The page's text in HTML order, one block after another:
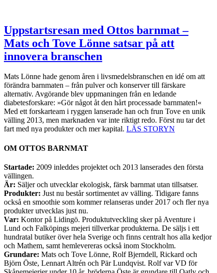
Uppstartsresan med Ottos barnmat –
Mats och Tove Lönne satsar på att
innovera branschen
Mats Lönne hade genom åren i livsmedelsbranschen en idé om att
förändra barnmaten – från pulver och konserver till färskare
alternativ. Avgörande blev uppmaningen från en ledande
diabetesforskare: »Gör något åt den hårt processade barnmaten!«
Med ett forskarteam i ryggen lanserade han och frun Tove en unik
välling 2013, men marknaden var inte riktigt redo. Först nu tar det
fart med nya produkter och mer kapital. LÄS STORYN
OM OTTOS BARNMAT
Startade: 2009 inleddes projektet och 2013 lanserades den första
vällingen.
Är: Säljer och utvecklar ekologisk, färsk barnmat utan tillsatser.
Produkter: Just nu består sortimentet av välling. Tidigare fanns
också en smoothie som kommer relanseras under 2017 och fler nya
produkter utvecklas just nu.
Var: Kontor på Lidingö. Produktutveckling sker på Aventure i
Lund och Falköpings mejeri tillverkar produkterna. De säljs i ett
hundratal butiker över hela Sverige och finns centralt hos alla kedjor
och Mathem, samt hemlevereras också inom Stockholm.
Grundare: Mats och Tove Lönne, Rolf Bjerndell, Rickard och
Björn Öste, Lennart Altrén och Pär Lundqvist. Rolf var VD för